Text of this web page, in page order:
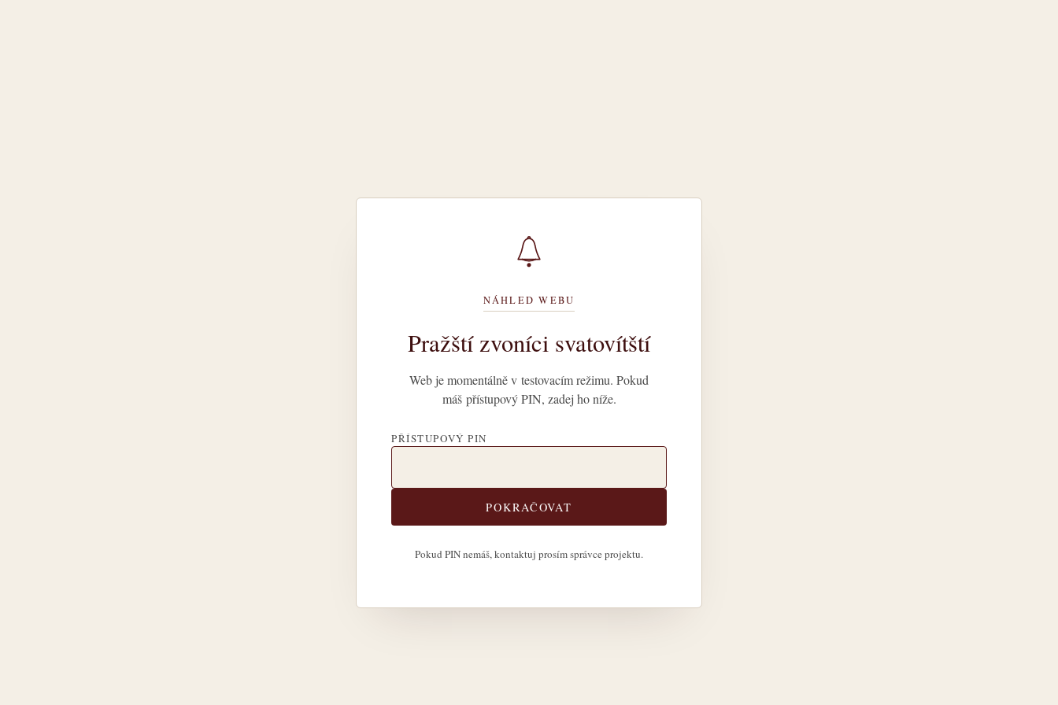
NÁHLED WEBU
Pražští zvoníci svatovítští
Web je momentálně v testovacím režimu. Pokud
máš přístupový PIN, zadej ho níže.
PŘÍSTUPOVÝ PIN
POKRAČOVAT
Pokud PIN nemáš, kontaktuj prosím správce projektu.